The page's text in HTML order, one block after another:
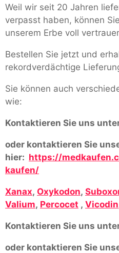
Weil wir seit 20 Jahren
verpasst haben, können
unserem Erbe voll
Bestellen Sie jetzt und
rekordverdächtige
Sie können auch
wie:
Kontaktieren Sie uns
oder kontaktieren Sie
hier: https://
kaufen/
Xanax, Oxykodon,
Valium, Percocet , Vicodin
Kontaktieren Sie uns
oder kontaktieren Sie